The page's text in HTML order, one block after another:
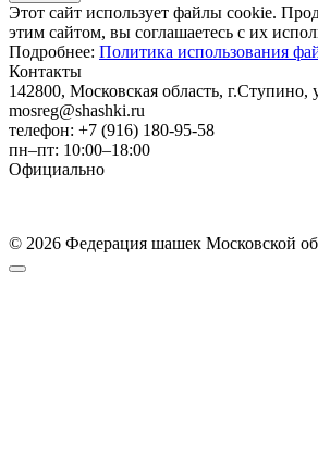
Этот сайт использует файлы cookie.
этим сайтом, вы соглашаетесь с их
Подробнее: Политика использования
Контакты
142800, Московская область,
mosreg@shashki.ru
телефон: +7 (916) 180-95-58
пн–пт: 10:00–18:00
Официально
© 2026 Федерация шашек Московской